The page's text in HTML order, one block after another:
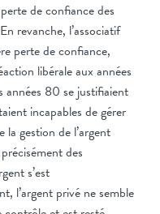
de confiance des
revanche, l’associatif
perte de confiance,
libérale aux années
années 80 se justifiaient
incapables de gérer
la gestion de l’argent
des
s’est
l’argent privé ne semble